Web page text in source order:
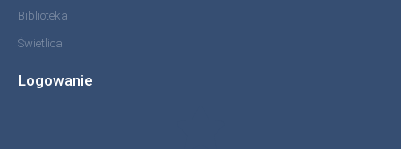
Biblioteka
Świetlica
Logowanie